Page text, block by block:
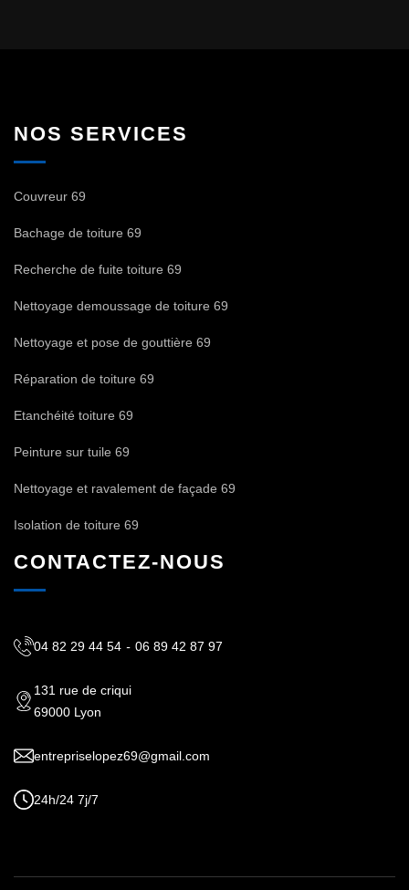
NOS SERVICES
Couvreur 69
Bachage de toiture 69
Recherche de fuite toiture 69
Nettoyage demoussage de toiture 69
Nettoyage et pose de gouttière 69
Réparation de toiture 69
Etanchéité toiture 69
Peinture sur tuile 69
Nettoyage et ravalement de façade 69
Isolation de toiture 69
CONTACTEZ-NOUS
04 82 29 44 54 - 06 89 42 87 97
131 rue de criqui
69000 Lyon
entrepriselopez69@gmail.com
24h/24 7j/7